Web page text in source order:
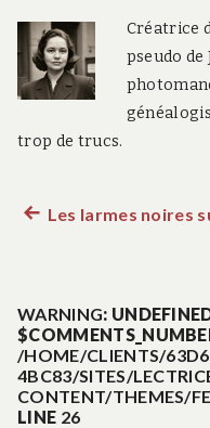
Créatrice
pseudo
trop de trucs.
l’article
Article
Les larmes noires
WARNING:
/HOME/CLIENTS/
4BC83/SITES/
CONTENT/THEMES/
LINE 26